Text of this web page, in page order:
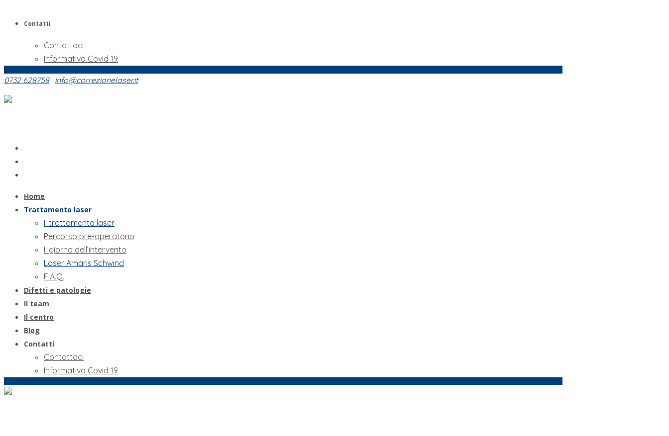
Contatti
Contattaci
Informativa Covid 19
0732 628758| info@correzionelaser.it
Home
Trattamento laser
Il trattamento laser
Percorso pre-operatorio
Il giorno dell’intervento
Laser Amaris Schwind
F.A.Q.
Difetti e patologie
Il team
Il centro
Blog
Contatti
Contattaci
Informativa Covid 19